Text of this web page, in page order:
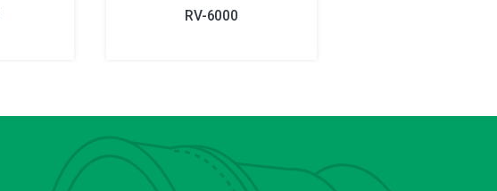
RV-6000